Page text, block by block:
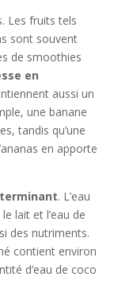
Les fruits tels
sont souvent
de smoothies
en
aussi un
une banane
tandis qu’une
en apporte
. L’eau
lait et l’eau de
des nutriments.
contient environ
d’eau de coco